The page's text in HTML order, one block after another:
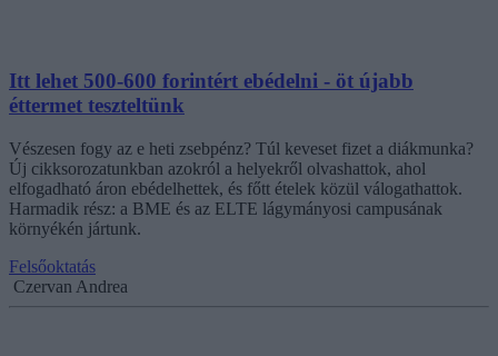
Itt lehet 500-600 forintért ebédelni - öt újabb
éttermet teszteltünk
Vészesen fogy az e heti zsebpénz? Túl keveset fizet a diákmunka?
Új cikksorozatunkban azokról a helyekről olvashattok, ahol
elfogadható áron ebédelhettek, és főtt ételek közül válogathattok.
Harmadik rész: a BME és az ELTE lágymányosi campusának
környékén jártunk.
Felsőoktatás
Czervan Andrea